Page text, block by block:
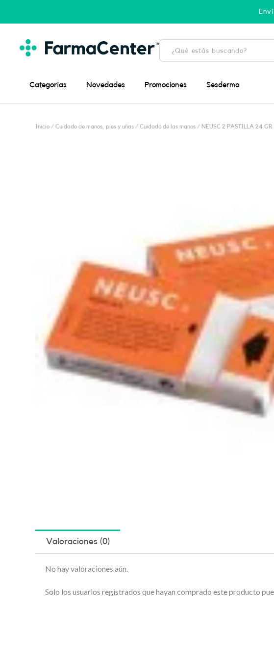
Búsqueda
productos
Categorías Novedades Promociones Sesderma
Inicio / Cuidado de manos, pies y uñas / Cuidado de las manos / NEUSC 2 PASTILLA 24 GR
Valoraciones (0)
No hay valoraciones aún.
Solo los usuarios registrados que hayan comprado este producto